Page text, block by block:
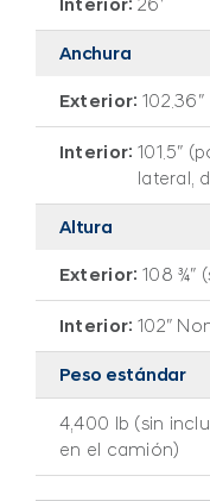
Anchura
Exterior: 102.36″
Interior: 101.5″
lateral,
Altura
Exterior: 108 ¾″
Interior: 102″
Peso estándar
4,400 lb (sin
en el camión)